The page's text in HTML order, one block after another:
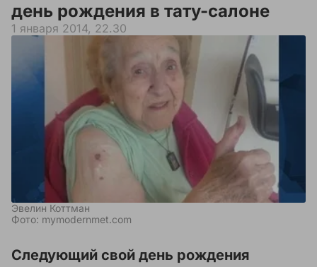
день рождения в тату-салоне
1 января 2014, 22.30
Эвелин Коттман
Фото: mymodernmet.com
Следующий свой день рождения